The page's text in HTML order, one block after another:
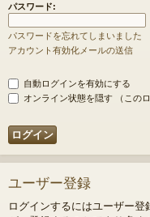
パスワード:
パスワードを忘れてしまいました
アカウント有効化メールの送信
自動ログインを有効にする
オンライン状態を隠す （この
ユーザー登録
ログインするにはユーザー